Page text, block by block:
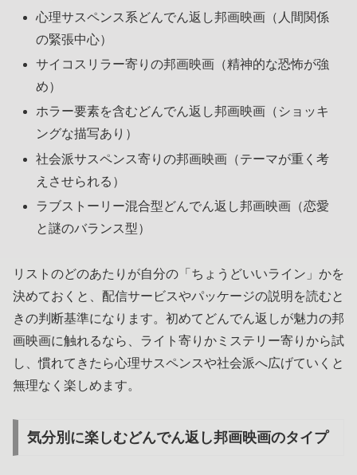
心理サスペンス系どんでん返し邦画映画（人間関係
の緊張中心）
サイコスリラー寄りの邦画映画（精神的な恐怖が強
め）
ホラー要素を含むどんでん返し邦画映画（ショッキ
ングな描写あり）
社会派サスペンス寄りの邦画映画（テーマが重く考
えさせられる）
ラブストーリー混合型どんでん返し邦画映画（恋愛
と謎のバランス型）
リストのどのあたりが自分の「ちょうどいいライン」かを
決めておくと、配信サービスやパッケージの説明を読むと
きの判断基準になります。初めてどんでん返しが魅力の邦
画映画に触れるなら、ライト寄りかミステリー寄りから試
し、慣れてきたら心理サスペンスや社会派へ広げていくと
無理なく楽しめます。
気分別に楽しむどんでん返し邦画映画のタイプ